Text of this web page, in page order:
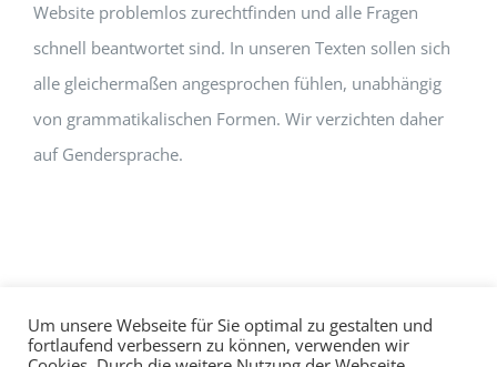
Website problemlos zurechtfinden und alle Fragen
schnell beantwortet sind. In unseren Texten sollen sich
alle gleichermaßen angesprochen fühlen, unabhängig
von grammatikalischen Formen. Wir verzichten daher
auf Gendersprache.
Um unsere Webseite für Sie optimal zu gestalten und
fortlaufend verbessern zu können, verwenden wir